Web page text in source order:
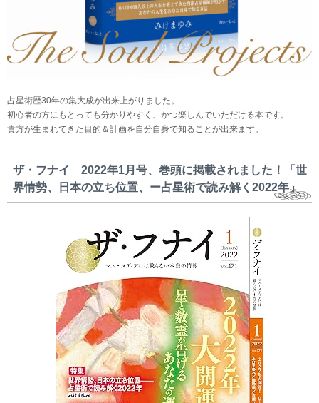
占星術歴30年の集大成が出来上がりました。
初心者の方にもとっても分かりやすく、かつ楽しんでいただける本です。
貴方が生まれてきた目的＆計画を自分自身で知ることが出来ます。
ザ・フナイ 2022年1月号、巻頭に掲載されました！「世
界情勢、日本の立ち位置、ー占星術で読み解く2022年」